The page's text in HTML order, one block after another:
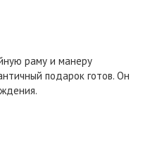
раму и манеру
подарок готов. Он